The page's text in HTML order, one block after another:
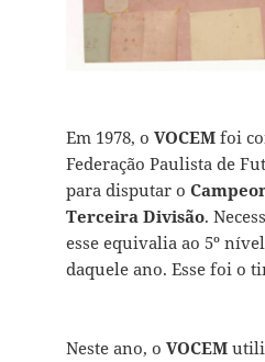
Em 1978, o VOCEMfoi
Federação Paulista de
para disputar o
Terceira Divisão.
esse equivalia ao 5º
daquele ano. Esse foi o
Neste ano, o VOCEM